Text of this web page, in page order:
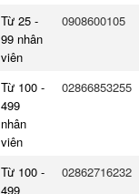
Từ 25 -
99 nhân
viên
0908600105
Từ 100 -
499
nhân
viên
02866853255
Từ 100 -
499
02862716232